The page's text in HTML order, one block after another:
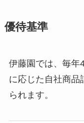
優待基準
伊藤園では、毎年
に応じた自社商品
られます。